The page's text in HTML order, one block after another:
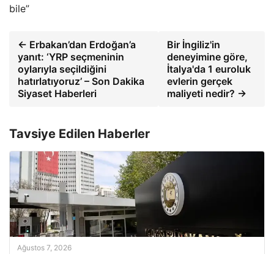
bile”
← Erbakan’dan Erdoğan’a
yanıt: ‘YRP seçmeninin
oylarıyla seçildiğini
hatırlatıyoruz’ – Son Dakika
Siyaset Haberleri
Bir İngiliz'in
deneyimine göre,
İtalya'da 1 euroluk
evlerin gerçek
maliyeti nedir? →
Tavsiye Edilen Haberler
Ağustos 7, 2026